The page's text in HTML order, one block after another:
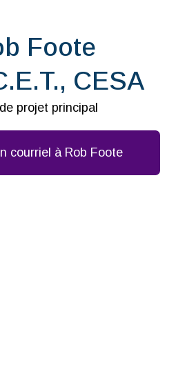
Foote
CESA
projet principal
courriel à Rob Foote